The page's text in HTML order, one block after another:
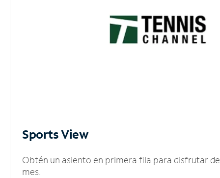
Sports View
Obtén un asiento en primera fila para disfrutar
mes.